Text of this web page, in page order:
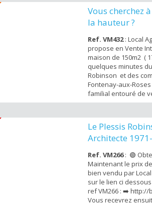
appartement
35m2. Un bien qui se
Vous cherchez
la hauteur ?
Ref. VM432: Local
propose en Vente
maison de 150m2 (
quelques minutes du
Robinson et des
Fontenay-aux-
familial entouré de
calme absolu offre
niveau principal
cathédrale donnant
Le Plessis
Architecte
Ref. VM266: 🟢
Maintenant le prix
bien vendu par
sur le lien ci
ref VM266 : ➡️ http://
Vous recevrez